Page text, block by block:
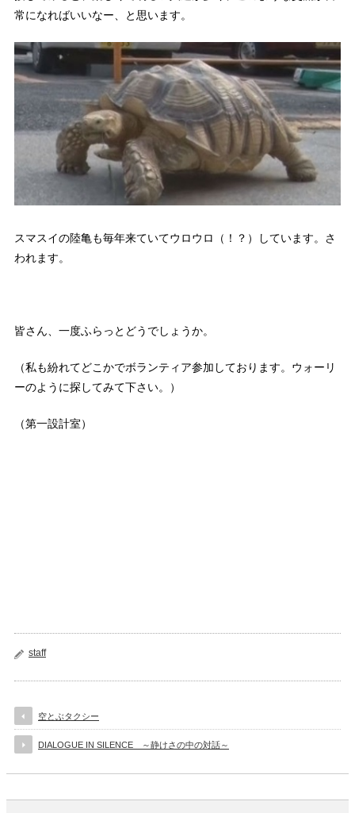
常になればいいなー、と思います。
スマスイの陸亀も毎年来ていてウロウロ（！？）しています。さ
われます。
皆さん、一度ふらっとどうでしょうか。
（私も紛れてどこかでボランティア参加しております。ウォーリ
ーのように探してみて下さい。）
（第一設計室）
staff
空とぶタクシー
DIALOGUE IN SILENCE ～静けさの中の対話～